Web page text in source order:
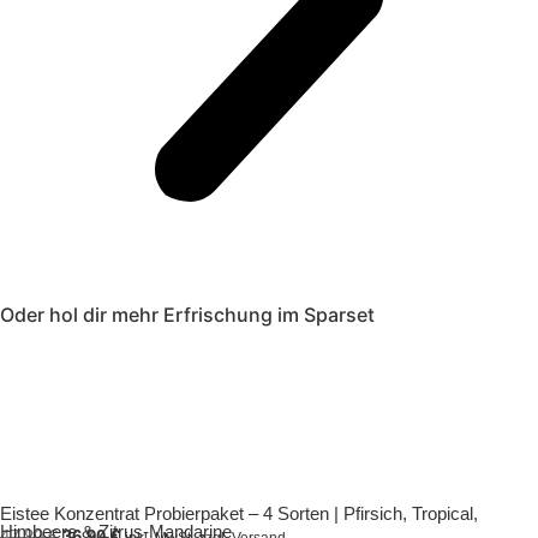
Oder hol dir mehr Erfrischung im Sparset
Eistee Konzentrat Probierpaket – 4 Sorten | Pfirsich, Tropical,
Himbeere & Zitrus-Mandarine